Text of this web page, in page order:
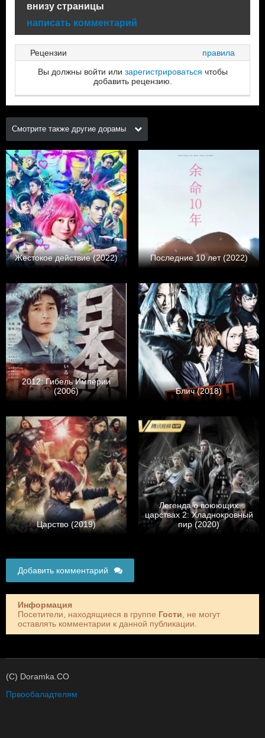
внизу страницы
написать комментарий
Рецензии
правила
Вы должны войти или зарегистрироваться чтобы
добавить рецензию.
Смотрите также другие дорамы
Жестокое действие (2022) Последние 10 лет (2022)
2012: Гибель Империи
(2006)
Блич (2018)
Царство (2019)
Легенда о воюющих
царствах 2: Хладнокровный
пир (2020)
Добавить комментарий
Информация
Посетители, находящиеся в группе Гости , не могут
оставлять комментарии к данной публикации.
(C) Doramka.CO
Првообаладтелям